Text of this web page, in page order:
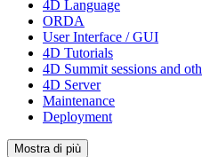
4D Language
ORDA
User Interface / GUI
4D Tutorials
4D Summit sessions and
4D Server
Maintenance
Deployment
Mostra di più